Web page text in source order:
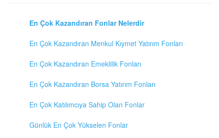
En Çok Kazandıran Fonlar Nelerdir
En Çok Kazandıran Menkul Kıymet Yatırım Fonları
En Çok Kazandıran Emeklilik Fonları
En Çok Kazandıran Borsa Yatırım Fonları
En Çok Katılımcıya Sahip Olan Fonlar
Günlük En Çok Yükselen Fonlar